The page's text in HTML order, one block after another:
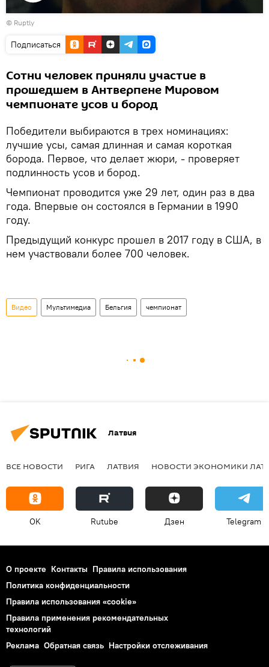
Воспроизвести
видео
© Ruptly
Подписаться
Сотни человек приняли участие в
прошедшем в Антверпене Мировом
чемпионате усов и бород
Победители выбираются в трех номинациях:
лучшие усы, самая длинная и самая короткая
борода. Первое, что делает жюри, - проверяет
подлинность усов и бород.
Чемпионат проводится уже 29 лет, один раз в два
года. Впервые он состоялся в Германии в 1990
году.
Предыдущий конкурс прошел в 2017 году в США, в
нем участвовали более 700 человек.
Видео Мультимедиа Бельгия чемпионат
Латвия
ВСЕ НОВОСТИ РИГА ЛАТВИЯ НОВОСТИ ЭКОНОМИКИ
OK Rutube Дзен Telegram
О проекте Контакты Правила использования
Политика конфиденциальности
Правила использования «cookie»
Правила применения рекомендательных
технологий
Реклама Обратная связь Настройки отслеживания